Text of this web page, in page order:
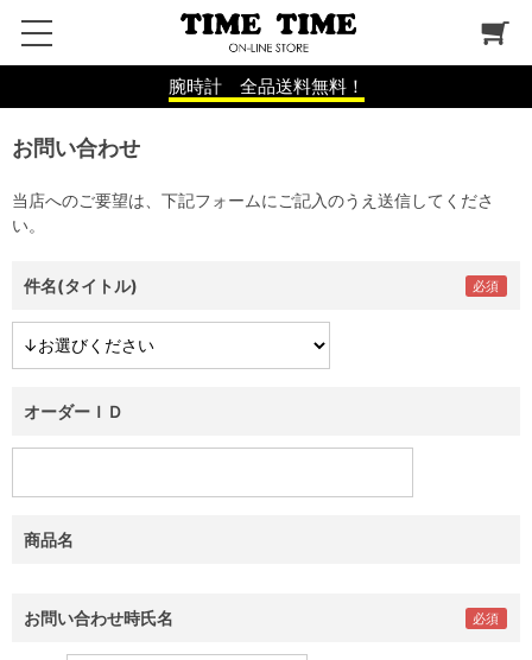
腕時計 全品送料無料！
お問い合わせ
当店へのご要望は、下記フォームにご記入のうえ送信してくださ
い。
件名(タイトル)
オーダーＩＤ
商品名
お問い合わせ時氏名